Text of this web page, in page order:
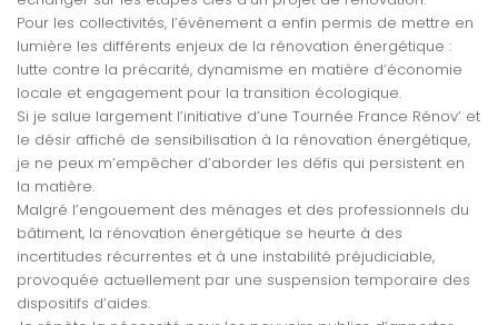
Pour les collectivités, l’événement a enfin permis de mettre en
lumière les différents enjeux de la rénovation énergétique :
lutte contre la précarité, dynamisme en matière d’économie
locale et engagement pour la transition écologique.
Si je salue largement l’initiative d’une Tournée France Rénov’ et
le désir affiché de sensibilisation à la rénovation énergétique,
je ne peux m’empêcher d’aborder les défis qui persistent en
la matière.
Malgré l’engouement des ménages et des professionnels du
bâtiment, la rénovation énergétique se heurte à des
incertitudes récurrentes et à une instabilité préjudiciable,
provoquée actuellement par une suspension temporaire des
dispositifs d’aides.